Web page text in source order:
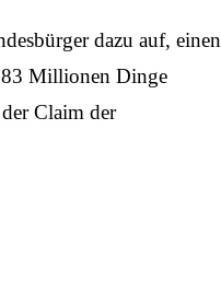
dazu auf, einen
83 Millionen Dinge
Claim der